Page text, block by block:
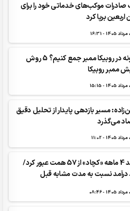
صادرات موکب‌های خدماتی خود را برای
اربعین برپا کرد
چگونه در روبیکا ممبر جمع کنیم؟ 5 روش
ممبر روبیکا
مسیر بازدهی پایدار از تحلیل دقیق
می‌گذرد
درآمد 4 ماهه «کچاد» از 57 همت عبور کرد/
درآمد نسبت به مدت مشابه قبل